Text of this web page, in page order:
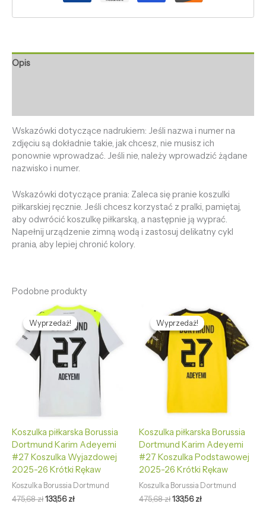
Opis
Wskazówki dotyczące nadrukiem: Jeśli nazwa i numer na
zdjęciu są dokładnie takie, jak chcesz, nie musisz ich
ponownie wprowadzać. Jeśli nie, należy wprowadzić żądane
nazwisko i numer.
Wskazówki dotyczące prania: Zaleca się pranie koszulki
piłkarskiej ręcznie. Jeśli chcesz korzystać z pralki, pamiętaj,
aby odwrócić koszulkę piłkarską, a następnie ją wyprać.
Napełnij urządzenie zimną wodą i zastosuj delikatny cykl
prania, aby lepiej chronić kolory.
Podobne produkty
Wyprzedaż!
Wyprzedaż!
Koszulka piłkarska Borussia
Dortmund Karim Adeyemi
#27 Koszulka Wyjazdowej
2025-26 Krótki Rękaw
Koszulka Borussia Dortmund
475,68zł
Pierwotna
cena
wynosiła:
475,68 zł.
133,56zł
Aktualna
cena
wynosi:
133,56 zł.
Wyprzedaż!
Wyprzedaż!
Koszulka piłkarska Borussia
Dortmund Karim Adeyemi
#27 Koszulka Podstawowej
2025-26 Krótki Rękaw
Koszulka Borussia Dortmund
475,68zł
Pierwotna
cena
wynosiła:
475,68 zł.
133,56zł
Aktualna
cena
wynosi:
133,56 zł.